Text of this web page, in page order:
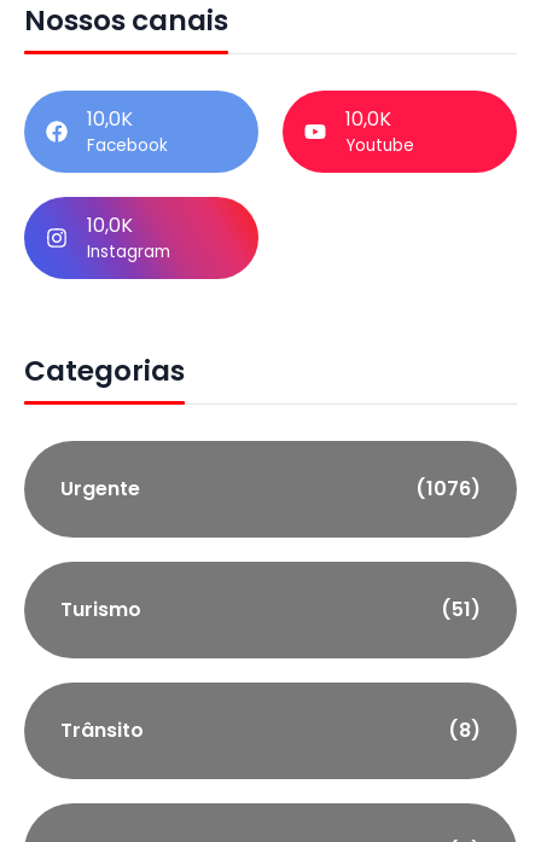
Nossos canais
10,0K
Facebook
10,0K
Youtube
10,0K
Instagram
Categorias
Urgente (1076)
Turismo (51)
Trânsito (8)